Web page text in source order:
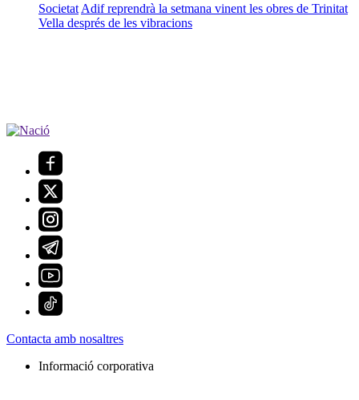
Societat Adif reprendrà la setmana vinent les obres de Trinitat
Vella després de les vibracions
Contacta amb nosaltres
Informació corporativa